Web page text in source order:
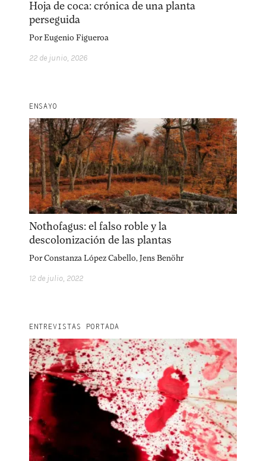
Hoja de coca: crónica de una planta
perseguida
PorEugenio Figueroa
22 de junio, 2026
ENSAYO
Nothofagus: el falso roble y la
descolonización de las plantas
PorConstanza López Cabello,Jens Benöhr
12 de julio, 2022
ENTREVISTAS PORTADA
Explora la cultura creativa en torno al movimiento
socioambiental con Endémico.
facebook